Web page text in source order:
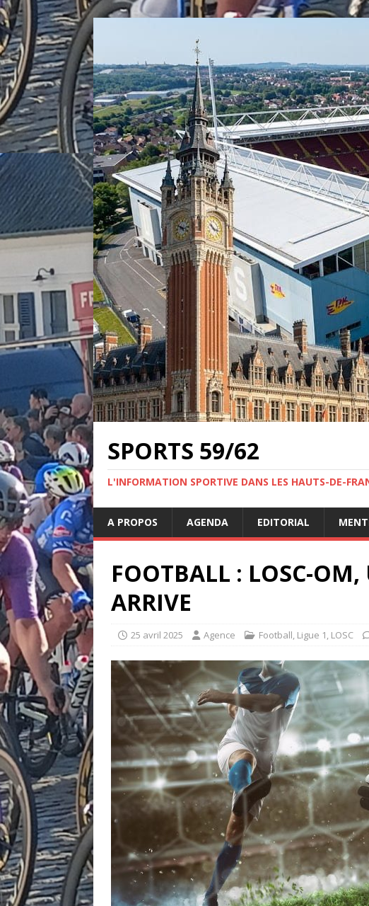
SPORTS 59/62
L'INFORMATION SPORTIVE DANS LES HAUTS-DE-
A PROPOS AGENDA EDITORIAL
FOOTBALL : LOSC-
ARRIVE
25 avril 2025 Agence Football, Ligue 1, LOSC